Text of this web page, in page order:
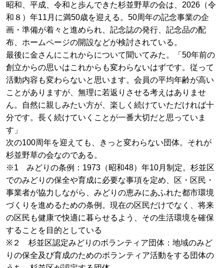
昭和、平成、令和と歩んできた杉並野草の会は、2026（令
和８）年11月に満50歳を迎える。50周年の記念事業の企
画・準備が着々と進められ、記念誌の発行、記念品の配
布、ホームページの開設などが検討されている。
最後に金さんにこれからについて聞いてみた。「50年前の
創立からの思いはこれからも変わらないはずです。従って
活動内容も変わらないと思います。会員の平均年齢が高い
ことがありますが、無理に若返りさせる考えはありませ
ん。自然に親しみたい方が、楽しく続けていただければ十
分です。長く続けていくことが一番大切だと思っていま
す」
次の100周年を迎えても、きっと変わらない団体。それが
杉並野草の会なのである。
※1 みどりの条例：1973（昭和48）年10月制定。杉並区
でのみどりの保全や育成に必要な事項を定め、区・区民・
事業者が協力しながら、みどりの恵みにあふれた都市環境
づくりを進めるための条例。現在の区民だけでなく、将来
の区民も健康で快適に暮らせるよう、その生活環境を確保
することを目的としている
※２ 杉並区認定みどりのボランティア団体：地域のみど
りの保全及び育成のためのボランティア活動をする団体の